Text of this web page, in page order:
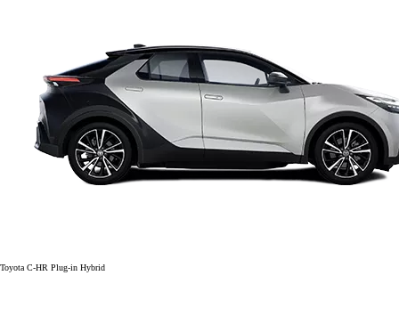
Toyota C-HR Plug-in Hybrid